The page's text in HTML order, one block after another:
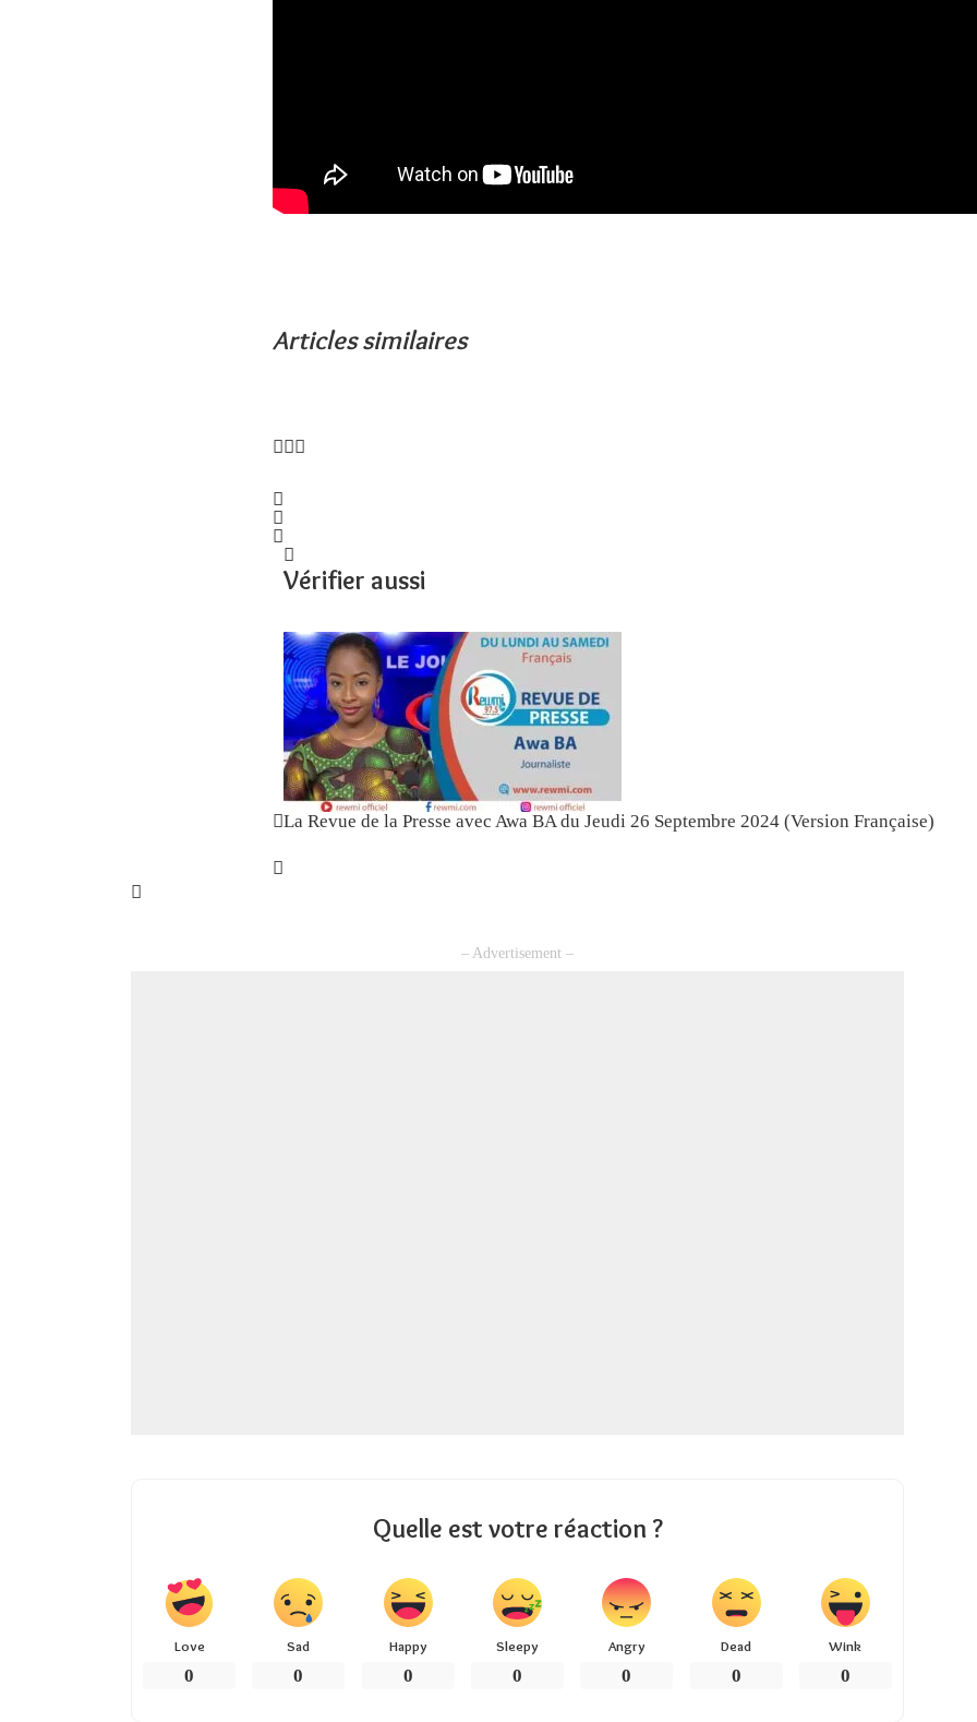
Articles similaires
Vérifier aussi
La Revue de la Presse avec Awa BA du Jeudi 26 Septembre 2024 (Version Française)
– Advertisement –
Quelle est votre réaction ?
Love
0
Sad
0
Happy
0
Sleepy
0
Angry
0
Dead
0
Wink
0